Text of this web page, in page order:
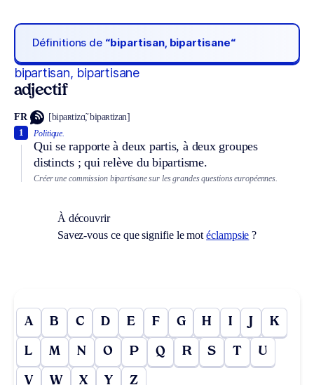
Définitions de “bipartisan, bipartisane“
bipartisan, bipartisane
adjectif
FR [bipaʀtizɑ̃, bipaʀtizan]
Politique.
Qui se rapporte à deux partis, à deux groupes
distincts ; qui relève du bipartisme.
1
Créer une commission bipartisane sur les grandes questions européennes.
À découvrir
Savez-vous ce que signifie le motéclampsie ?
A B C D E F G H I J K
L M N O P Q R S T U
V W X Y Z